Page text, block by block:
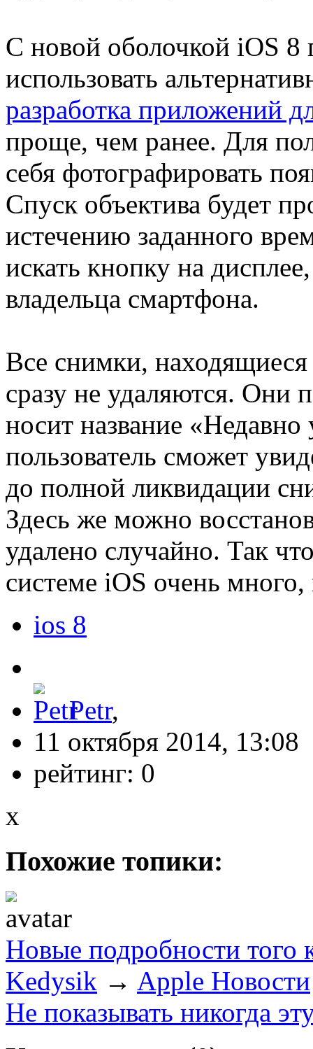
С новой оболочкой iOS 8
использовать
разработка приложений
проще, чем ранее. Для
себя фотографировать
Спуск объектива будет
истечению заданного
искать кнопку на
владельца смартфона.
Все снимки, находящиеся
сразу не удаляются. Они
носит название
пользователь сможет
до полной ликвидации
Здесь же можно
удалено случайно. Так
системе iOS очень
ios 8
Petr,
11 октября 2014, 13:08
рейтинг: 0
x
Похожие топики:
Новые подробности того
Kedysik → Apple Новости
Не показывать никогда